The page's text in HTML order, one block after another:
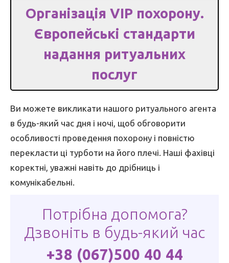
Організація VIP похорону.
Європейські стандарти
надання ритуальних
послуг
Ви можете викликати нашого ритуального агента
в будь-який час дня і ночі, щоб обговорити
особливості проведення похорону і повністю
перекласти ці турботи на його плечі. Наші фахівці
коректні, уважні навіть до дрібниць і
комунікабельні.
Потрібна допомога?
Дзвоніть в будь-який час
+38 (067)500 40 44